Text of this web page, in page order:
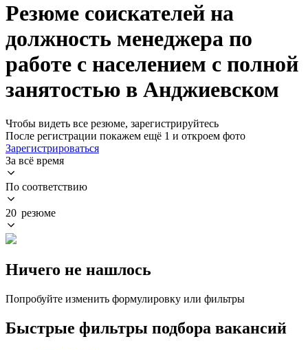
Резюме соискателей на
должность менеджера по
работе с населением с полной
занятостью в Анджиевском
Чтобы видеть все резюме, зарегистрируйтесь
После регистрации покажем ещё 1 и откроем фото
Зарегистрироваться
За всё время
По соответствию
20 резюме
Ничего не нашлось
Попробуйте изменить формулировку или фильтры
Быстрые фильтры подбора вакансий